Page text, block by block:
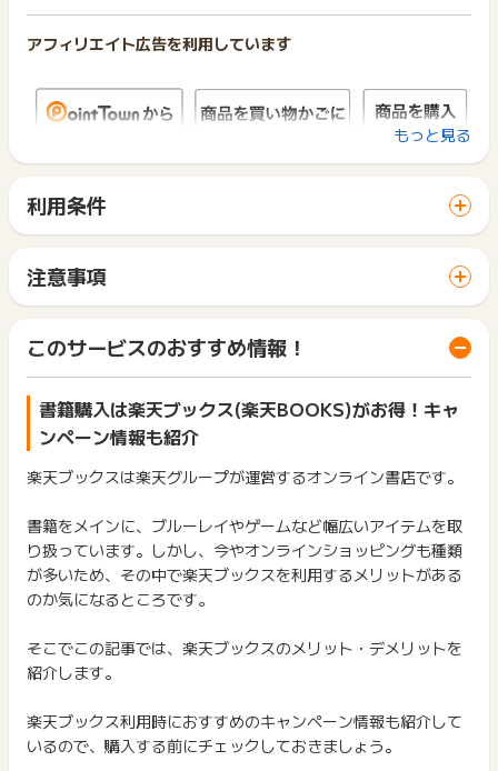
アフィリエイト広告を利用しています
2019年7月1日より
複数商品を購入された場合には、1商品につき99円以下は切り
捨てに変更となります。
そのため、獲得予定ポイントと加算ポイント数が異なる場合が
ございます。予めご了承くださいますようお願いいたします。
2019年4月1日より
※ポイントタウンから楽天市場へ遷移後、24時間以内に買い物
かごに追加され、89日以内に決済完了でポイント獲得対象とな
ります。（ポイントタウンを経由する以前にカートに入ってい
る商品はポイント獲得対象外です）
※1商品につき、最大909円相当分までのポイント還元となりま
す。獲得予定ポイント反映時に909円相当分以上でポイントが
と変更されます。
また、還元率により変動いたしますので予めご了承下さい。
もっと見る
利用条件
サイトに移動してからお申し込みやお買い物が完了するまでの
間に、同じブラウザ（※）で他のサイトに移動した場合はポイン
ト獲得ができません。
「 ショッピングでポイントGET 」ボタンを押した時とサービ
ス・お買い物利用時で、デバイス・ブラウザが異なる場合はポ
イント獲得ができません。
2回以上同じお買い物・サービスをご利用される場合は、毎回
ポイントタウンに戻り、「 ショッピングでポイントGET 」ボ
タンを押してからご利用ください。
得無効」となる可能性があります。
・同一端末や同一世帯で、繰り返し利用不可のサービス・お買
い物を複数回ご利用された場合
・他のポイントサイトや比較サイト、検索サイトなどを経由し
て一度でも同サービス・お買い物を利用されたことがある場合
します。
サービス・お買い物利用時にお電話など2つ以上の申し込み方
ださい。
各サービス・お買い物に掲載されている獲得条件を必ずよくお
注意事項
一部のサービスにつきましては、1商品につき10円単位の金額
は切り捨てとなります。
ポイント獲得が1ポイント未満のものは切り捨てとなり、ポイ
ント履歴には記載されません。
原則として広告主側のポイント等を利用して支払われた金額分
につきましては、ポイントタウンのポイント獲得の対象には含
まれません。
広告主が運営しているサービスの都合もしくは会員様の都合で
になる可能性もございます。
各サービス・お買い物の獲得ポイントや獲得条件、キャンペー
ン期間が予告なしに変更される場合がございますが、ご利用さ
れた時点の条件が適用されます。
っているため、広告主はポイントに関する詳細を把握しており
ません。
そのため、ポイントタウンのポイントに関するお問い合わせを
掲載中のプログラムの掲載終了日はあくまで予定となってお
り、急遽終了となる場合がございます。
このサービスのおすすめ情報！
書籍購入は楽天ブックス(楽天BOOKS)がお得！キャ
ンペーン情報も紹介
楽天ブックスは楽天グループが運営するオンライン書店です。
書籍をメインに、ブルーレイやゲームなど幅広いアイテムを取
り扱っています。しかし、今やオンラインショッピングも種類
が多いため、その中で楽天ブックスを利用するメリットがある
のか気になるところです。
そこでこの記事では、楽天ブックスのメリット・デメリットを
紹介します。
楽天ブックス利用時におすすめのキャンペーン情報も紹介して
いるので、購入する前にチェックしておきましょう。